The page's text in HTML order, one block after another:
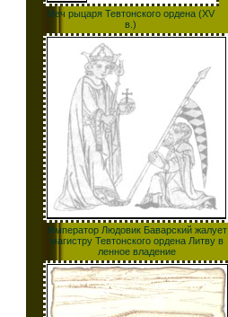
Меч рыцаря Тевтонского ордена (XV
в.)
Император Людовик Баварский жалует
магистру Тевтонского ордена Литву в
ленное владение